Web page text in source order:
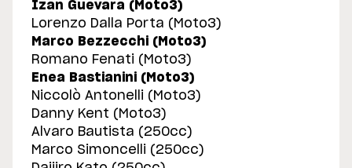
Izan Guevara (Moto3)
Lorenzo Dalla Porta (Moto3)
Marco Bezzecchi (Moto3)
Romano Fenati (Moto3)
Enea Bastianini (Moto3)
Niccolò Antonelli (Moto3)
Danny Kent (Moto3)
Alvaro Bautista (250cc)
Marco Simoncelli (250cc)